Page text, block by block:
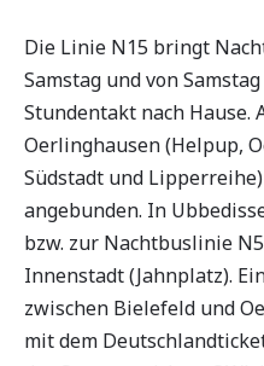
Die Linie N15 bringt
Samstag und von
Stundentakt nach Hause.
Oerlinghausen (Helpup,
Südstadt und
angebunden. In
bzw. zur Nachtbuslinie
Innenstadt (Jahnplatz).
zwischen Bielefeld und
mit dem